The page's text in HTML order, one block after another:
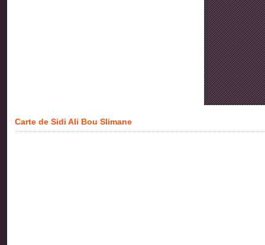
Carte de Sidi Ali Bou Slimane